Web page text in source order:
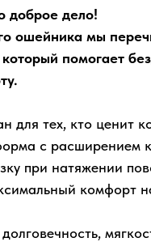
доброе дело!
ошейника мы
помогает
для тех, кто ценит
с расширением
при натяжении
комфорт
долговечность,